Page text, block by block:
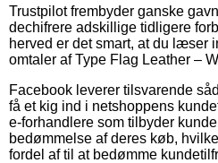
Trustpilot frembyder ganske
dechifrere adskillige tidligere
herved er det smart, at du læser
omtaler af Type Flag Leather –
Facebook leverer tilsvarende
få et kig ind i netshoppens
e-forhandlere som tilbyder
bedømmelse af deres køb,
fordel af til at bedømme